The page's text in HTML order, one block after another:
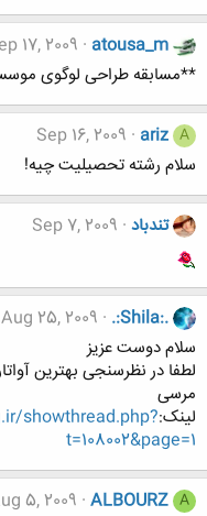
atousa_m
17, 2009
**مسابقه طراحی لوگوی
A
ariz
Sep 16, 2009
سلام رشته تحصیلیت چیه!
تندباد Sep 7, 2009
.:Shila:.
Aug 25, 2009
سلام دوست عزیز
لطفا در نظرسنجی بهترین
مرسی
لینک:showthread.php?
t=108002&page=1
A
ALBOURZ
5, 2009